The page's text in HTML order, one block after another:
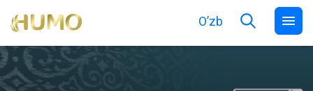
O’zb